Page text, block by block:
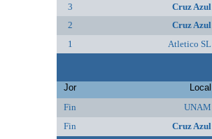
3
Cruz Azul
2
Cruz Azul
1
Atletico SL
Jor Local
Fin
UNAM
Fin
Cruz Azul